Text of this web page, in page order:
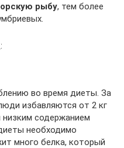
рыбу, тем более
во время диеты. За
избавляются от 2 кг
содержанием
необходимо
много белка, который